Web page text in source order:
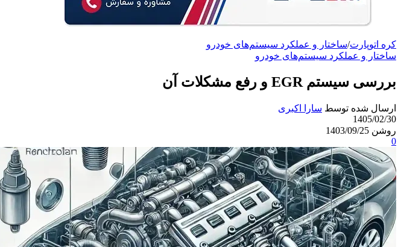
کره اتوپارت/ساختار و عملکرد سیستم‌های خودرو
ساختار و عملکرد سیستم‌های خودرو
بررسی سیستم EGR و رفع مشکلات آن
ارسال شده توسط سارا اکبری
1405/02/30
روشن 1403/09/25
0